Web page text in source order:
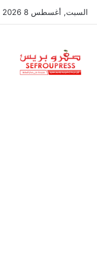
السبت, أغسطس 8 2026